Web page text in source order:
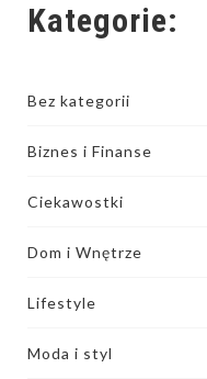
Kategorie:
Bez kategorii
Biznes i Finanse
Ciekawostki
Dom i Wnętrze
Lifestyle
Moda i styl